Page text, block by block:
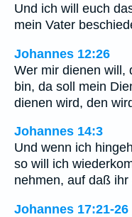
Und ich will euch
mein Vater
Johannes 12:26
Wer mir dienen will,
bin, da soll mein
dienen wird, den
Johannes 14:3
Und wenn ich
so will ich
nehmen, auf daß
Johannes 17:21-26